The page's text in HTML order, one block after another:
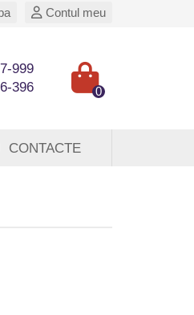
Contul meu
999
396
0
CONTACTE